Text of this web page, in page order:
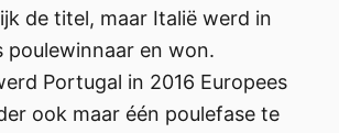
de titel, maar Italië werd in
poulewinnaar en won.
Portugal in 2016 Europees
ook maar één poulefase te